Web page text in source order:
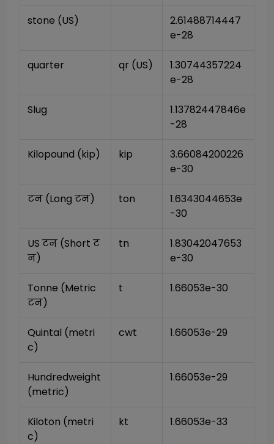
stone (US)
2.61488714447
e-28
quarter qr (US)
1.30744357224
e-28
Slug
1.13782447846e
-28
Kilopound (kip) kip
3.66084200226
e-30
टन (Long टन) ton
1.6343044653e
-30
US टन (Short ट
न)
tn
1.83042047653
e-30
Tonne (Metric
टन)
t 1.66053e-30
Quintal (metri
c)
cwt 1.66053e-29
Hundredweight
(metric)
1.66053e-29
Kiloton (metri
c)
kt 1.66053e-33